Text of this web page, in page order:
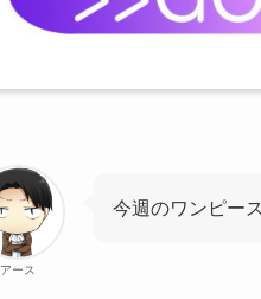
アース
今週のワンピー